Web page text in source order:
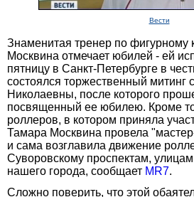
Вести
Знаменитая тренер по фигурному
Москвина отмечает юбилей - ей
пятницу в Санкт-Петербурге в
состоялся торжественный митинг
Николаевны, после которого
посвященный ее юбилею. Кроме
роллеров, в котором приняла
Тамара Москвина провела
и сама возглавила движение
Суворовскому проспектам,
нашего города, сообщает MR7.
Сложно поверить, что этой